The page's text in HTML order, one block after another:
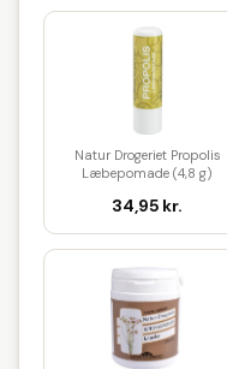
Natur Drogeriet Propolis
Læbepomade (4,8 g)
34,95 kr.